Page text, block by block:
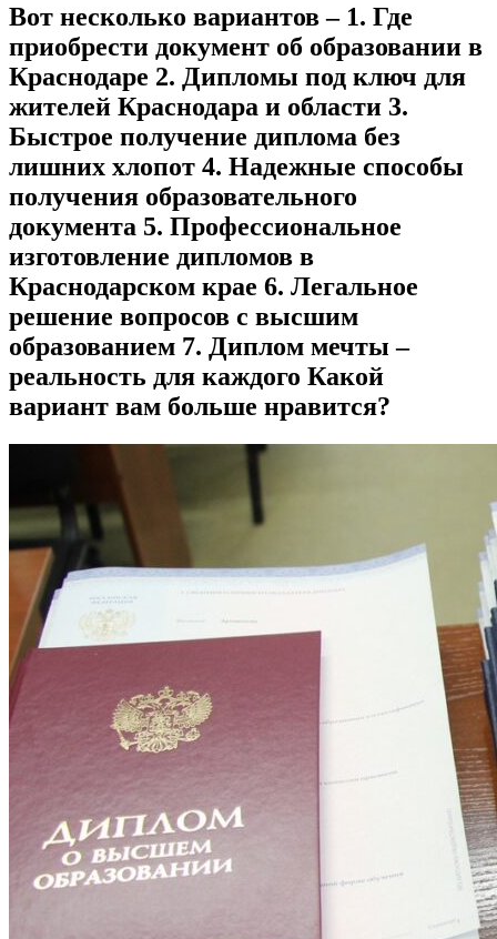
Вот несколько вариантов – 1. Где
приобрести документ об образовании в
Краснодаре 2. Дипломы под ключ для
жителей Краснодара и области 3.
Быстрое получение диплома без
лишних хлопот 4. Надежные способы
получения образовательного
документа 5. Профессиональное
изготовление дипломов в
Краснодарском крае 6. Легальное
решение вопросов с высшим
образованием 7. Диплом мечты –
реальность для каждого Какой
вариант вам больше нравится?